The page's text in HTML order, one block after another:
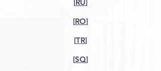
[RU]
[RO]
[TR]
[SQ]